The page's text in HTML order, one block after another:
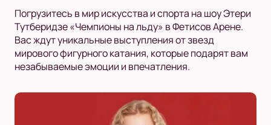
Погрузитесь в мир искусства и спорта на шоу Этери
Тутберидзе «Чемпионы на льду» в Фетисов Арене.
Вас ждут уникальные выступления от звезд
мирового фигурного катания, которые подарят вам
незабываемые эмоции и впечатления.